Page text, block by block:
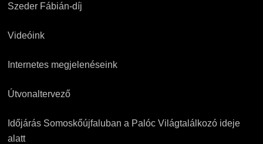
Szeder Fábián-díj
Videóink
Internetes megjelenéseink
Útvonaltervező
Időjárás Somoskőújfaluban a Palóc Világtalálkozó ideje
alatt